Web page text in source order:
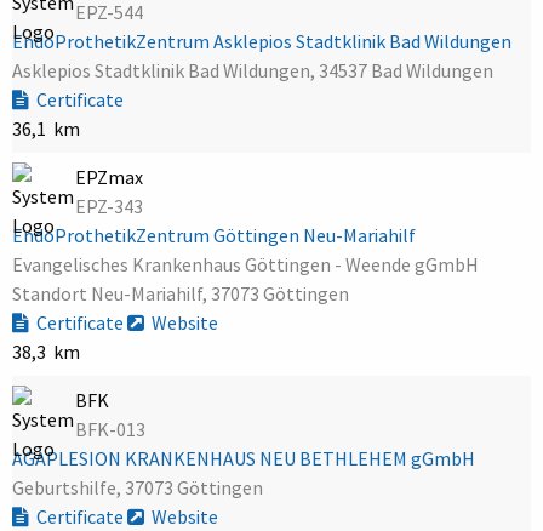
EPZ-544
EndoProthetikZentrum Asklepios Stadtklinik Bad Wildungen
Asklepios Stadtklinik Bad Wildungen, 34537 Bad Wildungen
Certificate
36,1 km
EPZmax
EPZ-343
EndoProthetikZentrum Göttingen Neu-Mariahilf
Evangelisches Krankenhaus Göttingen - Weende gGmbH
Standort Neu-Mariahilf, 37073 Göttingen
Certificate
Website
38,3 km
BFK
BFK-013
AGAPLESION KRANKENHAUS NEU BETHLEHEM gGmbH
Geburtshilfe, 37073 Göttingen
Certificate
Website